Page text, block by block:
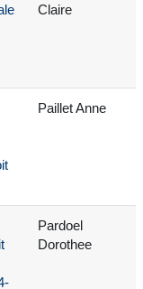
Claire
Paillet Anne
Pardoel
Dorothee